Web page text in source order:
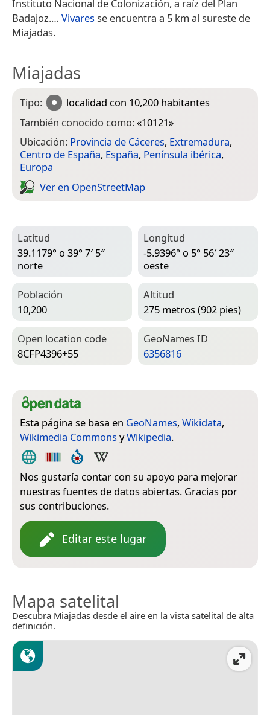
Instituto Nacional de Colonización, a raíz del Plan
Badajoz.​… Vivaresse encuentra a 5 km al sureste de
Miajadas.
Miajadas
Tipo: localidad con 10,200 habitantes
También conocido como:«10121»
Ubicación: Provincia de Cáceres, Extremadura,
Centro de España, España, Península ibérica,
Europa
Ver en Open­Street­Map
Latitud
39.1179° o 39° 7′ 5″
norte
Longitud
-5.9396° o 5° 56′ 23″
oeste
Población
10,200
Altitud
275 metros (902 pies)
Open location code
8CFP4396+55
Geo­Names ID
6356816
Esta página se basa en GeoNames, Wikidata,
Wikimedia Commons yWikipedia.
Nos gustaría contar con su apoyo para mejorar
nuestras fuentes de datos abiertas. Gracias por
sus contribuciones.
Editar este lugar
Mapa satelital
Descubra Miajadas desde el aire en la vista satelital de alta
definición.